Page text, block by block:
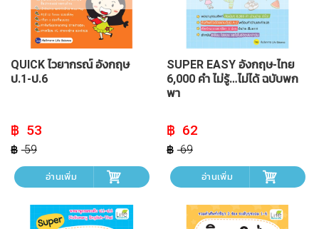
QUICK ไวยากรณ์ อังกฤษ
ป.1-ป.6
59
Original
price
was:
฿ 59.
53
Current
price
is:
฿ 53.
อ่านเพิ่ม
SUPER EASY อังกฤษ-ไทย
6,000 คำ ไม่รู้…ไม่ได้ ฉบับพก
พา
69
Original
price
was:
฿ 69.
62
Current
price
is:
฿ 62.
อ่านเพิ่ม